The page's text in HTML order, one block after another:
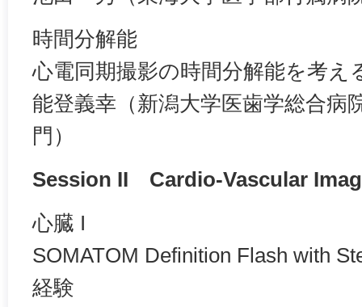
時間分解能
心電同期撮影の時間分解能を考え
能登義幸（新潟大学医歯学総合病
門）
Session II Cardio-Vascular
心臓 I
SOMATOM Definition Flash with
経験